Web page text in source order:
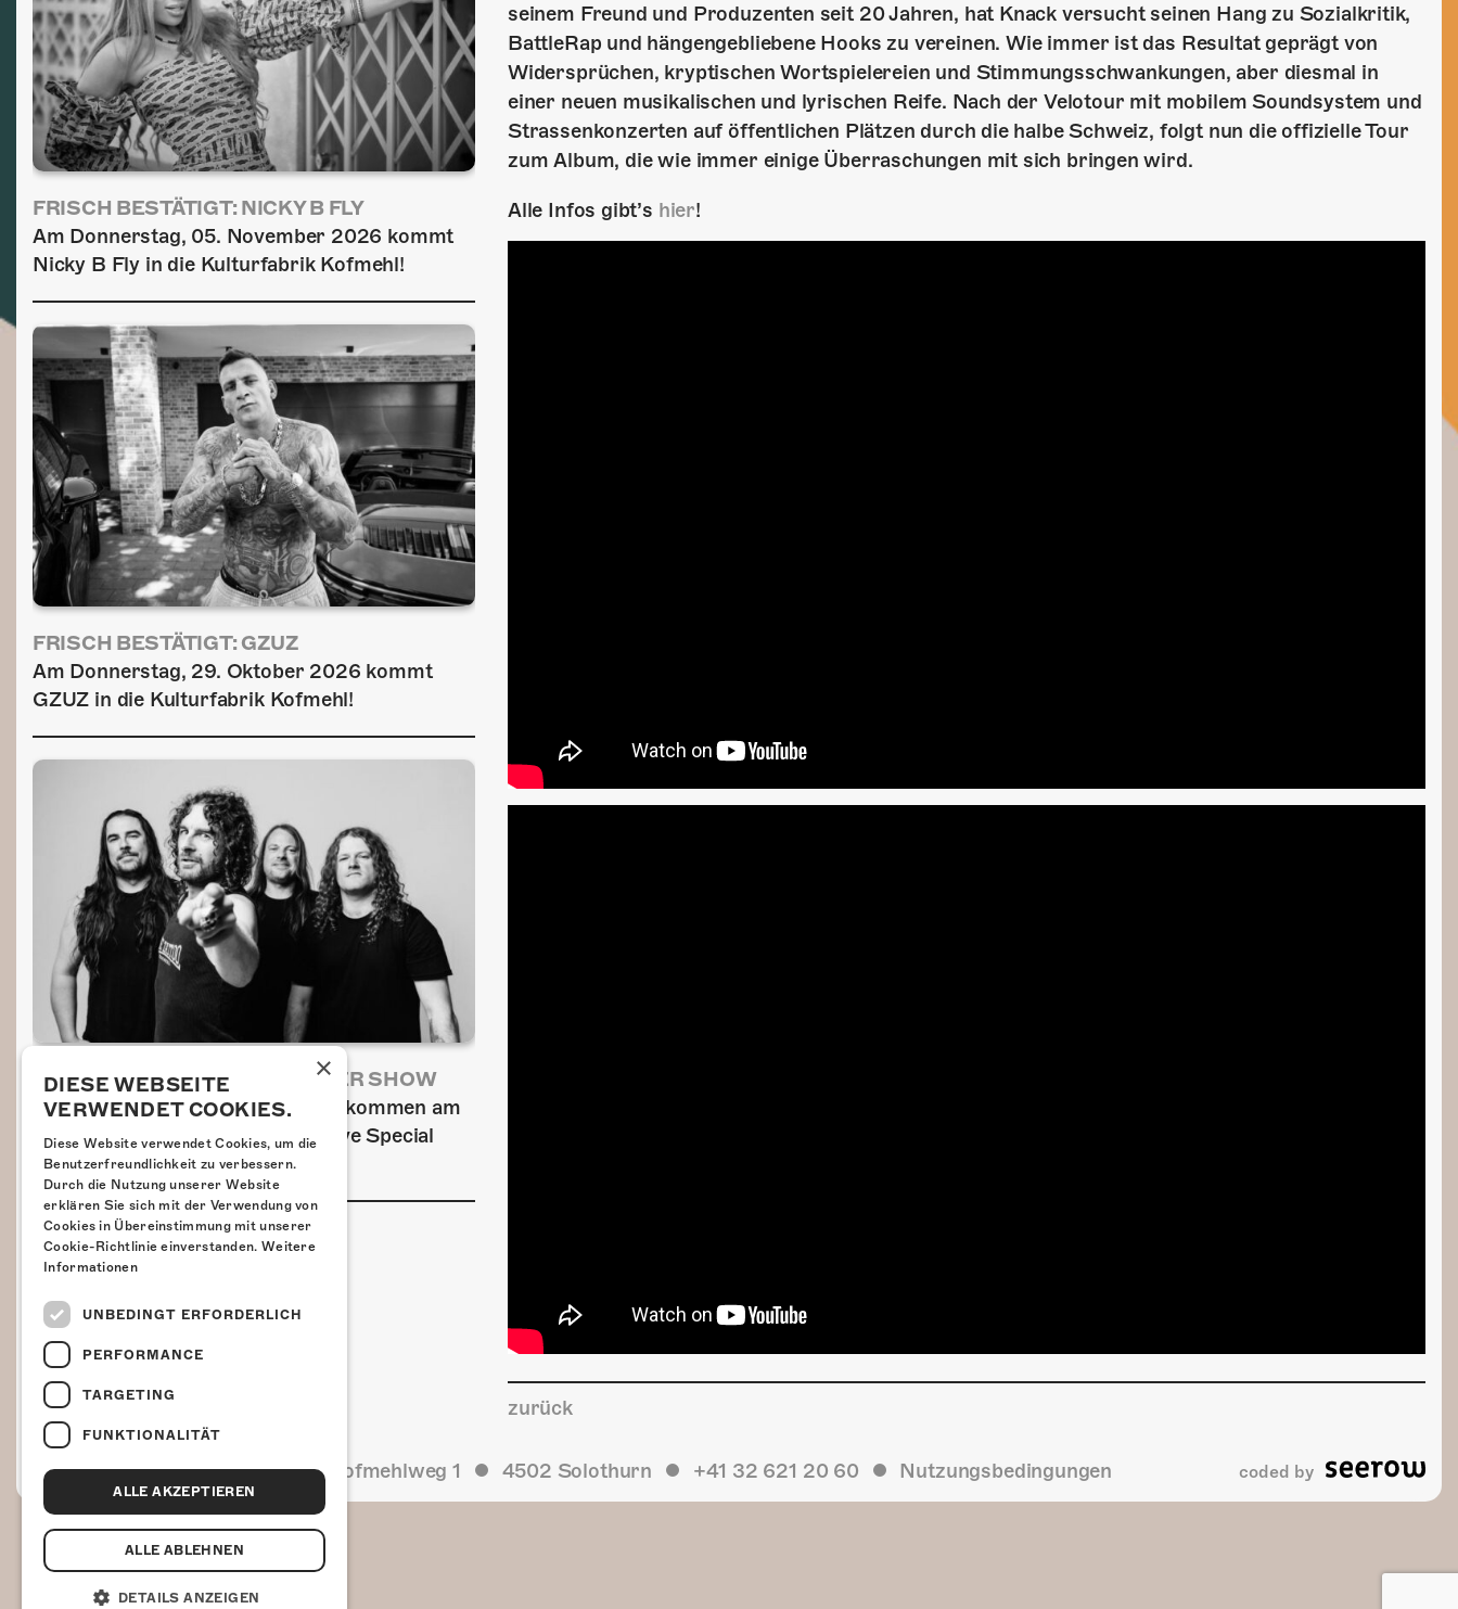
seinem Freund und Produzenten seit 20 Jahren, hat Knack versucht seinen Hang zu Sozialkritik,
BattleRap und hängengebliebene Hooks zu vereinen. Wie immer ist das Resultat geprägt von
Widersprüchen, kryptischen Wortspielereien und Stimmungsschwankungen, aber diesmal in
einer neuen musikalischen und lyrischen Reife. Nach der Velotour mit mobilem Soundsystem und
Strassenkonzerten auf öffentlichen Plätzen durch die halbe Schweiz, folgt nun die offizielle Tour
zum Album, die wie immer einige Überraschungen mit sich bringen wird.
Alle Infos gibt’s hier!
zurück
FRISCH BESTÄTIGT: NICKY B FLY
Am Donnerstag, 05. November 2026 kommt
Nicky B Fly in die Kulturfabrik Kofmehl!
FRISCH BESTÄTIGT: GZUZ
Am Donnerstag, 29. Oktober 2026 kommt
GZUZ in die Kulturfabrik Kofmehl!
AIRBOURNE - SPECIAL SUMMER SHOW
Wow, das ist ein Ding! Airbourne kommen am
MI, 22. Juli 2026 für eine exklusive Special
Summer Show ins Kofmehl.
Kulturfabrik Kofmehl Kofmehlweg 1 4502 Solothurn +41 32 621 20 60 Nutzungsbedingungen coded by
×
DIESE WEBSEITE
VERWENDET COOKIES.
Diese Website verwendet Cookies, um die
Benutzerfreundlichkeit zu verbessern.
Durch die Nutzung unserer Website
erklären Sie sich mit der Verwendung von
Cookies in Übereinstimmung mit unserer
Cookie-Richtlinie einverstanden. Weitere
Informationen
UNBEDINGT ERFORDERLICH
PERFORMANCE
TARGETING
FUNKTIONALITÄT
ALLE AKZEPTIEREN
ALLE ABLEHNEN
DETAILS ANZEIGEN